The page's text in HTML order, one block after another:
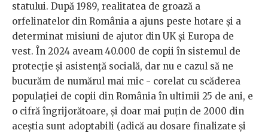
statului. După 1989, realitatea de groază a
orfelinatelor din România a ajuns peste hotare și a
determinat misiuni de ajutor din UK și Europa de
vest. În 2024 aveam 40.000 de copii în sistemul de
protecție și asistență socială, dar nu e cazul să ne
bucurăm de numărul mai mic - corelat cu scăderea
populației de copii din România în ultimii 25 de ani, e
o cifră îngrijorătoare, și doar mai puțin de 2000 din
aceștia sunt adoptabili (adică au dosare finalizate și